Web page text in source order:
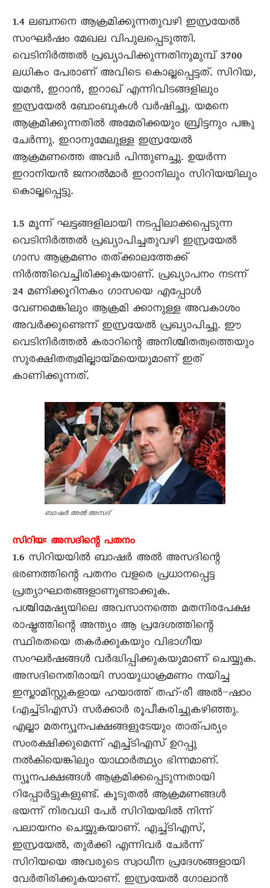
1.4 ലബനനെ ആക്രമിക്കുന്നതുവഴി ഇസ്രയേൽ
സംഘർഷം മേഖല വിപുലപ്പെടുത്തി.
വെടിനിർത്തൽ പ്രഖ്യാപിക്കുന്നതിനുമുമ്പ് 3700
ലധികം പേരാണ് അവിടെ കൊല്ലപ്പെട്ടത്. സിറിയ,
യമൻ, ഇറാൻ, ഇറാഖ് എന്നിവിടങ്ങളിലും
ഇസ്രയേൽ ബോംബുകൾ വർഷിച്ചു. യമനെ
ആക്രമിക്കുന്നതിൽ അമേരിക്കയും ബ്രിട്ടനും പങ്കു
ചേർന്നു. ഇറാനുമേലുള്ള ഇസ്രയേൽ
ആക്രമണത്തെ അവർ പിന്തുണച്ചു. ഉയർന്ന
ഇറാനിയൻ ജനറൽമാർ ഇറാനിലും സിറിയയിലും
കൊല്ലപ്പെട്ടു.
1.5 മൂന്ന് ഘട്ടങ്ങളിലായി നടപ്പിലാക്കപ്പെടുന്ന
വെടിനിർത്തൽ പ്രഖ്യാപിച്ചതുവഴി ഇസ്രയേൽ
ഗാസ ആക്രമണം തത്ക്കാലത്തേക്ക്
നിർത്തിവെച്ചിരിക്കുകയാണ്. പ്രഖ്യാപനം നടന്ന്
24 മണിക്കൂറിനകം ഗാസയെ എപ്പോൾ
വേണമെങ്കിലും ആക്രമി ക്കാനുള്ള അവകാശം
അവർക്കുണ്ടെന്ന് ഇസ്രയേൽ പ്രഖ്യാപിച്ചു. ഈ
വെടിനിർത്തൽ കരാറിന്റെ അനിശ്ചിതത്വത്തെയും
സുരക്ഷിതത്വമില്ലായ്മയെയുമാണ് ഇത്
കാണിക്കുന്നത്.
ബാഷർ അൽ അസദ്‌
സിറിയ: അസദിന്റെ പതനം
1.6 സിറിയയിൽ ബാഷർ അൽ അസദിന്റെ
ഭരണത്തിന്റെ പതനം വളരെ പ്രധാനപ്പെട്ട
പ്രത്യാഘാതങ്ങളാണുണ്ടാക്കുക.
പശ്ചിമേഷ്യയിലെ അവസാനത്തെ മതനിരപേക്ഷ
രാഷ്ട്രത്തിന്റെ അന്ത്യം ആ പ്രദേശത്തിന്റെ
സ്ഥിരതയെ തകർക്കുകയും വിഭാഗീയ
സംഘർഷങ്ങൾ വർദ്ധിപ്പിക്കുകയുമാണ് ചെയ്യുക.
അസദിനെതിരായി സായുധാക്രമണം നയിച്ച
ഇസ്ലാമിസ്റ്റുകളായ ഹയാത്ത് തഹ്-രീ അൽ–ഷാം
(എച്ച്ടിഎസ്) സർക്കാർ രൂപീകരിച്ചുകഴിഞ്ഞു.
എല്ലാ മതന്യൂനപക്ഷങ്ങളുടേയും താത്പര്യം
സംരക്ഷിക്കുമെന്ന് എച്ച്ടിഎസ് ഉറപ്പു
നൽകിയെങ്കിലും യാഥാർത്ഥ്യം ഭിന്നമാണ്.
ന്യൂനപക്ഷങ്ങൾ ആക്രമിക്കപ്പെടുന്നതായി
റിപ്പോർട്ടുകളുണ്ട്. കൂടുതൽ ആക്രമണങ്ങൾ
ഭയന്ന് നിരവധി പേർ സിറിയയിൽ നിന്ന്
പലായനം ചെയ്യുകയാണ്. എച്ച്ടിഎസ്,
ഇസ്രയേൽ, തുർക്കി എന്നിവർ ചേർന്ന്
സിറിയയെ അവരുടെ സ്വാധീന പ്രദേശങ്ങളായി
വേർതിരിക്കുകയാണ്. ഇസ്രയേൽ ഗോലാൻ